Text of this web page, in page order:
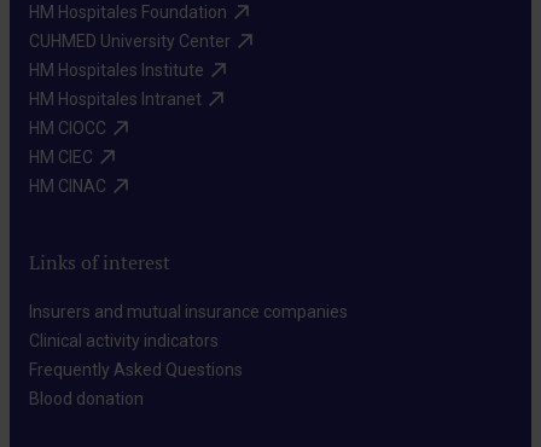
HM Hospitales Foundation​
CUHMED University Center​
HM Hospitales Institute​
HM Hospitales Intranet​
HM CIOCC​
HM CIEC​
HM CINAC​
Links of interest
Insurers and mutual insurance companies​
Clinical activity indicators​
Frequently Asked Questions​
Blood donation​